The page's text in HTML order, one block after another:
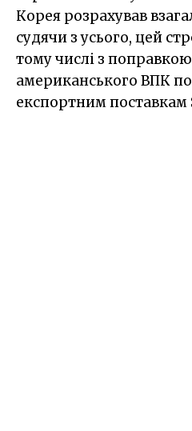
Корея розрахував
судячи з усього, цей
тому числі з
американського ВПК
експортним поставкам